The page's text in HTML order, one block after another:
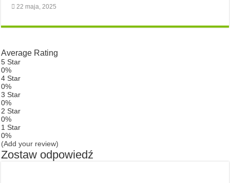
22 maja, 2025
Average Rating
5 Star
0%
4 Star
0%
3 Star
0%
2 Star
0%
1 Star
0%
(Add your review)
Zostaw odpowiedź